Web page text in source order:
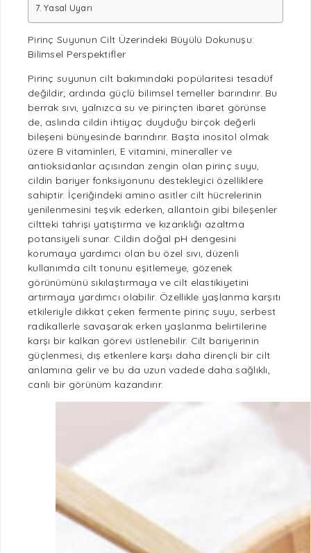
Yasal Uyarı
Pirinç Suyunun Cilt Üzerindeki Büyülü Dokunuşu:
Bilimsel Perspektifler
Pirinç suyunun cilt bakımındaki popülaritesi tesadüf
değildir; ardında güçlü bilimsel temeller barındırır. Bu
berrak sıvı, yalnızca su ve pirinçten ibaret görünse
de, aslında cildin ihtiyaç duyduğu birçok değerli
bileşeni bünyesinde barındırır. Başta inositol olmak
üzere B vitaminleri, E vitamini, mineraller ve
antioksidanlar açısından zengin olan pirinç suyu,
cildin bariyer fonksiyonunu destekleyici özelliklere
sahiptir. İçeriğindeki amino asitler cilt hücrelerinin
yenilenmesini teşvik ederken, allantoin gibi bileşenler
ciltteki tahrişi yatıştırma ve kızarıklığı azaltma
potansiyeli sunar. Cildin doğal pH dengesini
korumaya yardımcı olan bu özel sıvı, düzenli
kullanımda cilt tonunu eşitlemeye, gözenek
görünümünü sıkılaştırmaya ve cilt elastikiyetini
artırmaya yardımcı olabilir. Özellikle yaşlanma karşıtı
etkileriyle dikkat çeken fermente pirinç suyu, serbest
radikallerle savaşarak erken yaşlanma belirtilerine
karşı bir kalkan görevi üstlenebilir. Cilt bariyerinin
güçlenmesi, dış etkenlere karşı daha dirençli bir cilt
anlamına gelir ve bu da uzun vadede dahasağlıklı,
canlı bir görünüm kazandırır.